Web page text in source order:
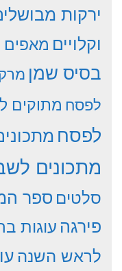
ירקות
וקלויים מאפים
בסיס שמן
לפסח מתוקים
לפסח
מתכונים
סלטיםספר
פירגהעוגות
לראש השנה